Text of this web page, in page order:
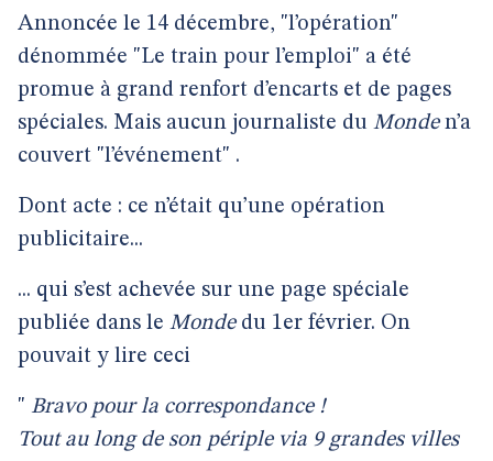
Annoncée le 14 décembre, "l’opération"
dénommée "Le train pour l’emploi" a été
promue à grand renfort d’encarts et de pages
spéciales. Mais aucun journaliste du Monden’a
couvert "l’événement" .
Dont acte : ce n’était qu’une opération
publicitaire...
... qui s’est achevée sur une page spéciale
publiée dans le Mondedu 1er février. On
pouvait y lire ceci
" Bravo pour la correspondance !
Tout au long de son périple via 9 grandes villes